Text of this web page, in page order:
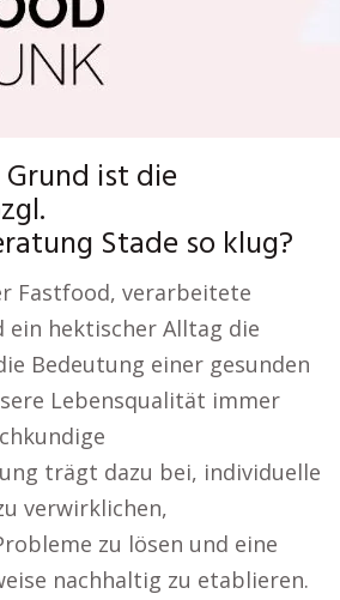
ist die
Stade so klug?
Fastfood, verarbeitete
ein hektischer Alltag die
Bedeutung einer gesunden
Lebensqualität immer
trägt dazu bei, individuelle
verwirklichen,
zu lösen und eine
nachhaltig zu etablieren.